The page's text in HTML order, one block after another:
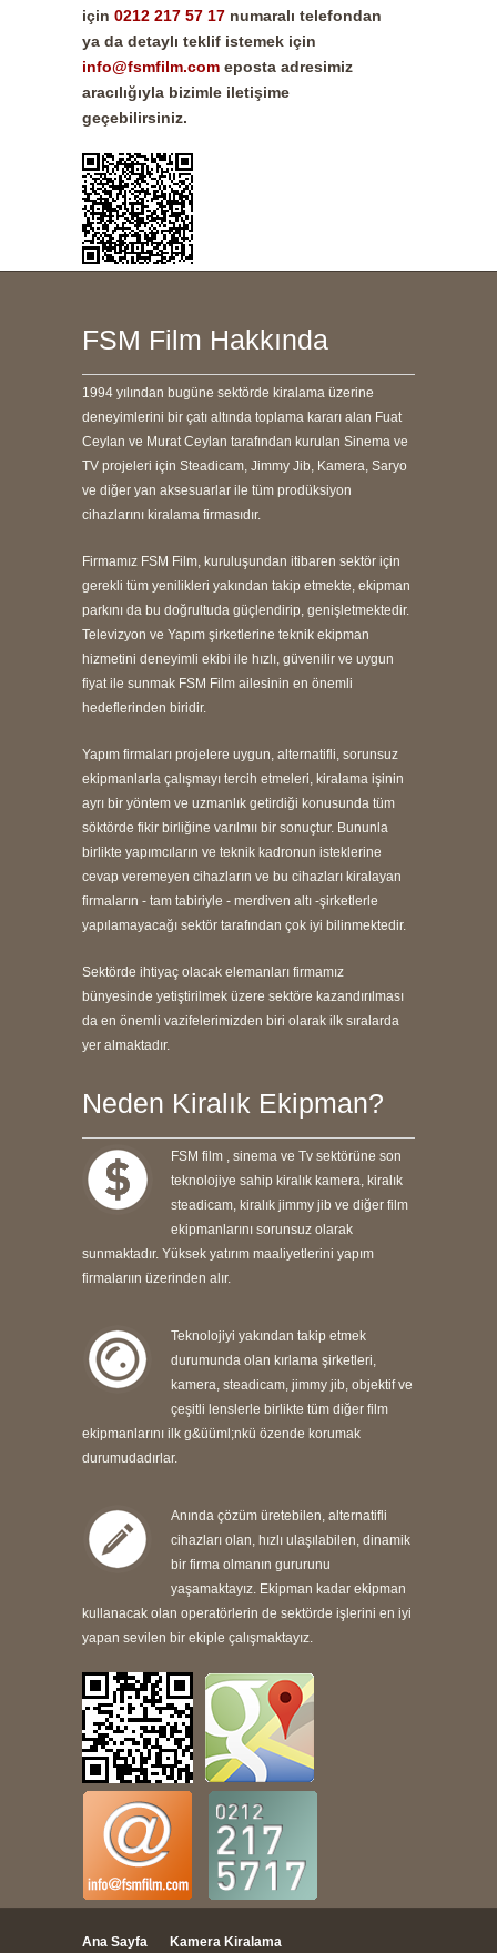
için 0212 217 57 17 numaralı telefondan
ya da detaylı teklif istemek için
info@fsmfilm.com eposta adresimiz
aracılığıyla bizimle iletişime
geçebilirsiniz.
FSM Film Hakkında
1994 yılından bugüne sektörde kiralama üzerine
deneyimlerini bir çatı altında toplama kararı alan Fuat
Ceylan ve Murat Ceylan tarafından kurulan Sinema ve
TV projeleri için Steadicam, Jimmy Jib, Kamera, Saryo
ve diğer yan aksesuarlar ile tüm prodüksiyon
cihazlarını kiralama firmasıdır.
Firmamız FSM Film, kuruluşundan itibaren sektör için
gerekli tüm yenilikleri yakından takip etmekte, ekipman
parkını da bu doğrultuda güçlendirip, genişletmektedir.
Televizyon ve Yapım şirketlerine teknik ekipman
hizmetini deneyimli ekibi ile hızlı, güvenilir ve uygun
fiyat ile sunmak FSM Film ailesinin en önemli
hedeflerinden biridir.
Yapım firmaları projelere uygun, alternatifli, sorunsuz
ekipmanlarla çalışmayı tercih etmeleri, kiralama işinin
ayrı bir yöntem ve uzmanlık getirdiği konusunda tüm
söktörde fikir birliğine varılmıı bir sonuçtur. Bununla
birlikte yapımcıların ve teknik kadronun isteklerine
cevap veremeyen cihazların ve bu cihazları kiralayan
firmaların - tam tabiriyle - merdiven altı -şirketlerle
yapılamayacağı sektör tarafından çok iyi bilinmektedir.
Sektörde ihtiyaç olacak elemanları firmamız
bünyesinde yetiştirilmek üzere sektöre kazandırılması
da en önemli vazifelerimizden biri olarak ilk sıralarda
yer almaktadır.
Neden Kiralık Ekipman?
FSM film , sinema ve Tv sektörüne son
teknolojiye sahip kiralık kamera, kiralık
steadicam, kiralık jimmy jib ve diğer film
ekipmanlarını sorunsuz olarak
sunmaktadır. Yüksek yatırım maaliyetlerini yapım
firmalarıın üzerinden alır.
Teknolojiyi yakından takip etmek
durumunda olan kırlama şirketleri,
kamera, steadicam, jimmy jib, objektif ve
çeşitli lenslerle birlikte tüm diğer film
ekipmanlarını ilk g&üüml;nkü özende korumak
durumudadırlar.
Anında çözüm üretebilen, alternatifli
cihazları olan, hızlı ulaşılabilen, dinamik
bir firma olmanın gururunu
yaşamaktayız. Ekipman kadar ekipman
kullanacak olan operatörlerin de sektörde işlerini en iyi
yapan sevilen bir ekiple çalışmaktayız.
Ana Sayfa Kamera Kiralama